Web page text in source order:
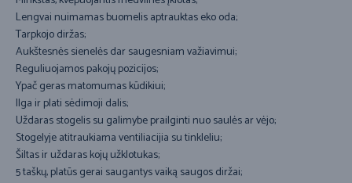
Lengvai nuimamas buomelis aptrauktas eko oda;
Tarpkojo diržas;
Aukštesnės sienelės dar saugesniam važiavimui;
Reguliuojamos pakojų pozicijos;
Ypač geras matomumas kūdikiui;
Ilga ir plati sėdimoji dalis;
Uždaras stogelis su galimybe prailginti nuo saulės ar vėjo;
Stogelyje atitraukiama ventiliacijia su tinkleliu;
Šiltas ir uždaras kojų užklotukas;
5 taškų, platūs gerai saugantys vaiką saugos diržai;